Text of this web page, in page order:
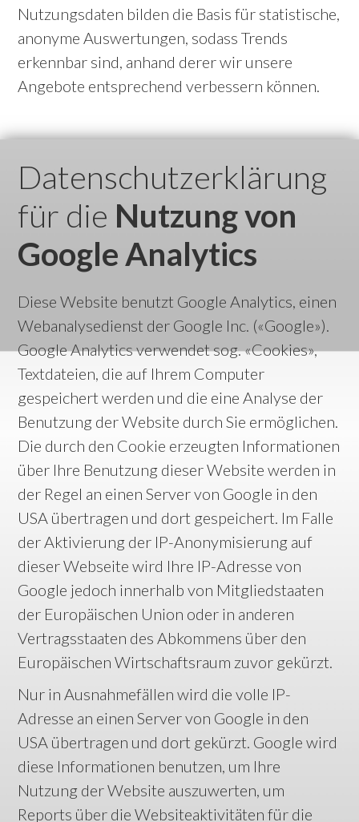
Nutzungsdaten bilden die Basis für statistische,
anonyme Auswertungen, sodass Trends
erkennbar sind, anhand derer wir unsere
Angebote entsprechend verbessern können.
Datenschutzerklärung
für die Nutzung von
Google Analytics
Diese Website benutzt Google Analytics, einen
Webanalysedienst der Google Inc. («Google»).
Google Analytics verwendet sog. «Cookies»,
Textdateien, die auf Ihrem Computer
gespeichert werden und die eine Analyse der
Benutzung der Website durch Sie ermöglichen.
Die durch den Cookie erzeugten Informationen
über Ihre Benutzung dieser Website werden in
der Regel an einen Server von Google in den
USA übertragen und dort gespeichert. Im Falle
der Aktivierung der IP-Anonymisierung auf
dieser Webseite wird Ihre IP-Adresse von
Google jedoch innerhalb von Mitgliedstaaten
der Europäischen Union oder in anderen
Vertragsstaaten des Abkommens über den
Europäischen Wirtschaftsraum zuvor gekürzt.
Nur in Ausnahmefällen wird die volle IP-
Adresse an einen Server von Google in den
USA übertragen und dort gekürzt. Google wird
diese Informationen benutzen, um Ihre
Nutzung der Website auszuwerten, um
Reports über die Websiteaktivitäten für die